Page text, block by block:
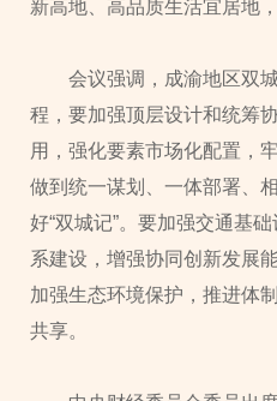
新高地、高品质生活宜居地
会议强调，成渝地区双城
程，要加强顶层设计和统筹
用，强化要素市场化配置，
做到统一谋划、一体部署、
好“双城记”。要加强交通基
系建设，增强协同创新发展
加强生态环境保护，推进体
共享。